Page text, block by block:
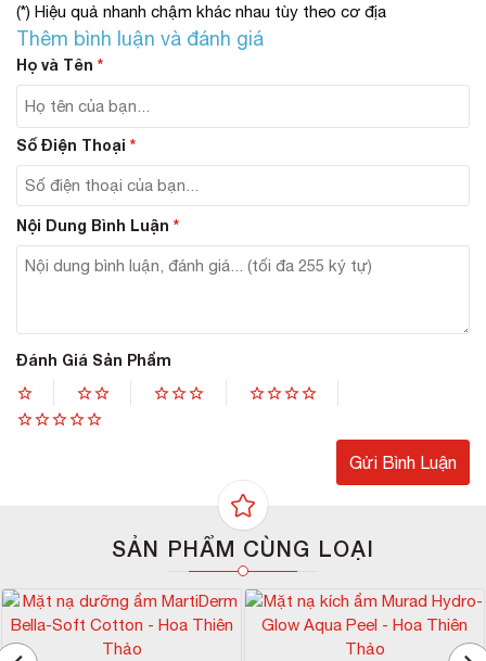
tuần, tôi nhận thấy da mình căng mịn hẳn lên. Trước đây
da tôi thường khô ráp, khi sờ lên rất nhám tay. Tuy nhiên,
nhờ kiên trì sử dụng mặt nạ dưỡng ẩm Neova dành cho
da khô này, làn da mặt của tôi đã mềm mượt rất nhiều.
Tôi nghĩ mình vẫn sẽ tiếp tục sử dụng sản phẩm này
trong thời gian tới.
“ Mình rất thích cảm giác đi làm về, nằm trên giường thư
giãn với mặt nạ dưỡng ẩm của Neova sau một ngày dài
mệt mỏi và da đã phải đối mặt với khói bụi, những lớp
trang điểm. Cảm giác đầu tiên có thể cảm nhận là mát
độ ẩm, sờ vào thấy da căng mịn và mướt mát lắm
2. Mua Mặt nạ dưỡng ẩm Neova ở đâu?
Bạn đang tìm mua Mặt nạ Neova Gentle Purifying Mask
chất lượng? Neova là thương hiệu lớn của Mỹ vì vậy với
sản phẩm mặt nạ dưỡng ẩm Neova này, bạn dễ dàng
tìm được ở rất nhiều nơi. Tuy nhiên hãy lựa chọn điểm
mua hàng uy tín để an tâm sử dụng sản phẩm lâu dài
Một gợi ý nhỏ dành cho bạn nếu bạn vẫn còn phân vân
chưa tìm được nơi cung cấp mặt nạ Neova uy tín. Đó
(*) Hiệu quả nhanh chậm khác nhau tùy theo cơ địa
Thêm bình luận và đánh giá
Họ và Tên *
Số Điện Thoại *
Nội Dung Bình Luận *
Đánh Giá Sản Phẩm
SẢN PHẨM CÙNG LOẠI